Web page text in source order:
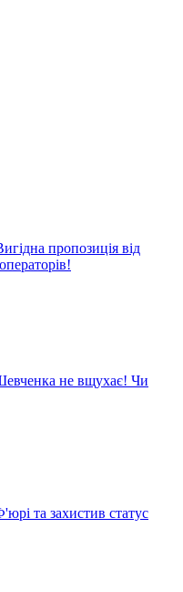
пропозиція від
не вщухає! Чи
та захистив статус